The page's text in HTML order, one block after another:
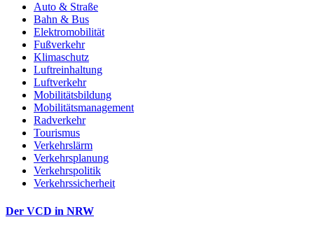
Auto & Straße
Bahn & Bus
Elektromobilität
Fußverkehr
Klimaschutz
Luftreinhaltung
Luftverkehr
Mobilitätsbildung
Mobilitätsmanagement
Radverkehr
Tourismus
Verkehrslärm
Verkehrsplanung
Verkehrspolitik
Verkehrssicherheit
Der VCD in NRW